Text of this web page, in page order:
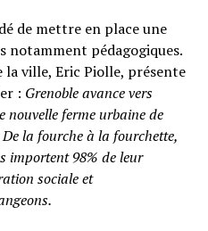
de mettre en place une
notamment pédagogiques.
la ville, Eric Piolle, présente
: Grenoble avance vers
nouvelle ferme urbaine de
la fourche à la fourchette,
importent 98% de leur
sociale et